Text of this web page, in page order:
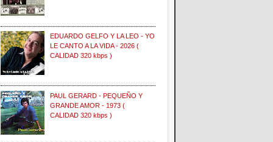
EDUARDO GELFO Y LA LEO - YO
LE CANTO A LA VIDA - 2026 (
CALIDAD 320 kbps )
PAUL GERARD - PEQUEÑO Y
GRANDE AMOR - 1973 (
CALIDAD 320 kbps )